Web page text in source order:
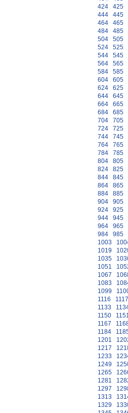
424
425
444
445
464
465
484
485
504
505
524
525
544
545
564
565
584
585
604
605
624
625
644
645
664
665
684
685
704
705
724
725
744
745
764
765
784
785
804
805
824
825
844
845
864
865
884
885
904
905
924
925
944
945
964
965
984
985
1003
1019
1035
1051
1067
1083
1099
1116
1117
1133
1150
1167
1184
1201
1217
1233
1249
1265
1281
1297
1313
1329